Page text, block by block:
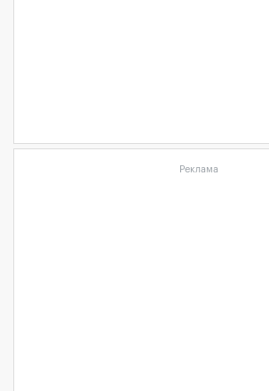
Реклама